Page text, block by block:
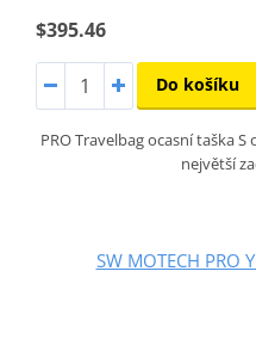
$395.46
Do košíku
PRO Travelbag ocasní taška
největší
SW MOTECH PRO